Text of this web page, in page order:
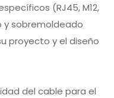
(RJ45, M12,
sobremoldeado
proyecto y el diseño
del cable para el